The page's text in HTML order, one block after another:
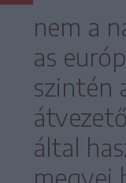
nem a
as
szintén
által